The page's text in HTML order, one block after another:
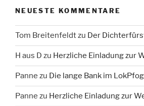
NEUESTE KOMMENTARE
Tom Breitenfeldtzu Der
H aus D zu Herzliche Einladung zur
Panne zu Die lange Bank im
Panne zu Herzliche Einladung zur